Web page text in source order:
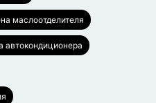
маслоотделителя
автокондиционера